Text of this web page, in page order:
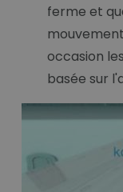
ferme et
occasion
basée sur